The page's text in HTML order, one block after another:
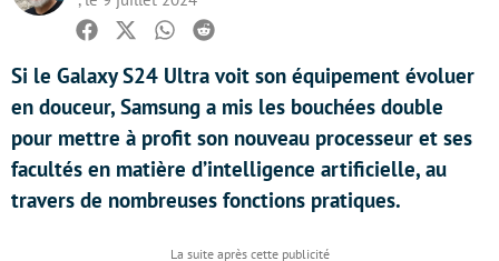
Facebook
TwitterWhatsapp
Reddit
Si le Galaxy S24 Ultra voit son équipement évoluer
en douceur, Samsung a mis les bouchées double
pour mettre à profit son nouveau processeur et ses
facultés en matière d’intelligence artificielle, au
travers de nombreuses fonctions pratiques.